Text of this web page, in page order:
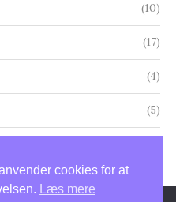
(10)
(17)
(4)
(5)
cookies for at
Læs mere